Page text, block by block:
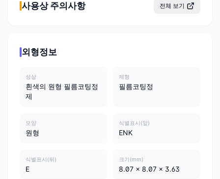
사용상 주의사항 전체 보기
외형정보
성상
흰색의 원형 필름코팅정
제
제형
필름코팅정
모양
원형
식별표시(앞)
ENK
식별표시(뒤)
E
크기(mm)
8.07 x 8.07 x 3.63